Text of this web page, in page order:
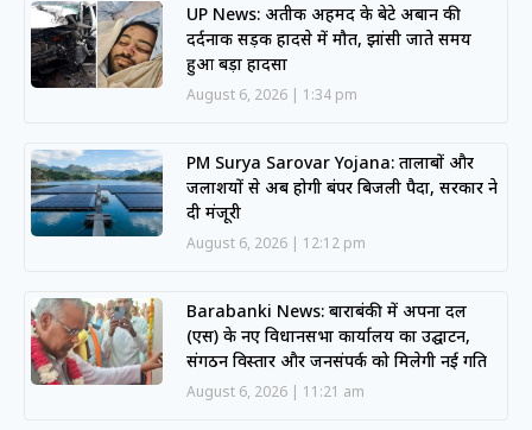
UP News: अतीक अहमद के बेटे अबान की
दर्दनाक सड़क हादसे में मौत, झांसी जाते समय
हुआ बड़ा हादसा
August 6, 2026 1:34 pm
PM Surya Sarovar Yojana: तालाबों और
जलाशयों से अब होगी बंपर बिजली पैदा, सरकार ने
दी मंजूरी
August 6, 2026 12:12 pm
Barabanki News: बाराबंकी में अपना दल
(एस) के नए विधानसभा कार्यालय का उद्घाटन,
संगठन विस्तार और जनसंपर्क को मिलेगी नई गति
August 6, 2026 11:21 am